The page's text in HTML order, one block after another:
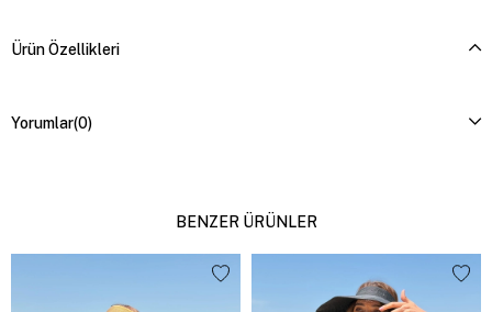
Ürün Özellikleri
Yorumlar(0)
BENZER ÜRÜNLER